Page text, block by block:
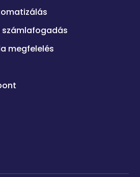
számlafogadás
megfelelés